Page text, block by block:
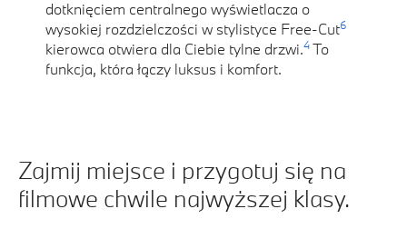
dotknięciem centralnego wyświetlacza o
wysokiej rozdzielczości w stylistyce Free-Cut6
kierowca otwiera dla Ciebie tylne drzwi.4To
funkcja, która łączy luksus i komfort.
Zajmij miejsce i przygotuj się na
filmowe chwile najwyższej klasy.